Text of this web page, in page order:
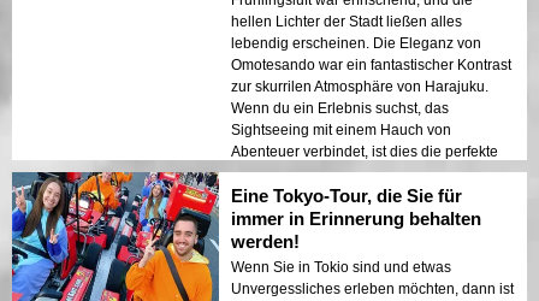
hellen Lichter der Stadt ließen alles
lebendig erscheinen. Die Eleganz von
Omotesando war ein fantastischer Kontrast
zur skurrilen Atmosphäre von Harajuku.
Wenn du ein Erlebnis suchst, das
Sightseeing mit einem Hauch von
Abenteuer verbindet, ist dies die perfekte
Tour!
Eine Tokyo-Tour, die Sie für
immer in Erinnerung behalten
werden!
Wenn Sie in Tokio sind und etwas
Unvergessliches erleben möchten, dann ist